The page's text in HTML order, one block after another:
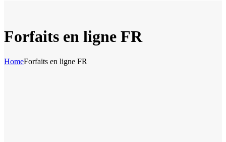
Forfaits en ligne FR
HomeForfaits en ligne FR